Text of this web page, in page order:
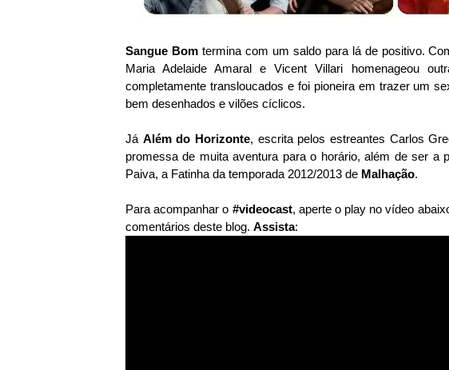
Sangue Bomtermina com um saldo para lá de positivo.
Maria Adelaide Amaral e Vicent Villari homenageou
completamente transloucados e foi pioneira em trazer um
bem desenhados e vilões cíclicos.
Já Além do Horizonte, escrita pelos estreantes Carlos
promessa de muita aventura para o horário, além de ser a
Paiva, a Fatinha da temporada 2012/2013 de Malhação.
Para acompanhar o #videocast, aperte o play no vídeo
comentários deste blog. Assista: